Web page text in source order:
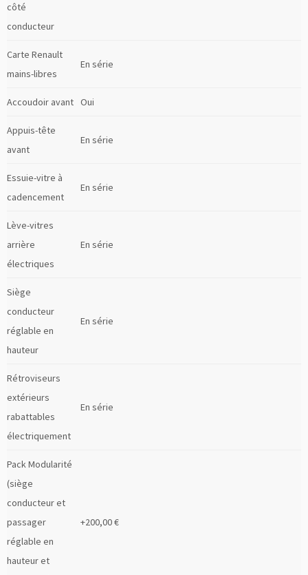
côté
conducteur
Carte Renault
mains-libres
En série
Accoudoir avant Oui
Appuis-tête
avant
En série
Essuie-vitre à
cadencement
En série
Lève-vitres
arrière
électriques
En série
Siège
conducteur
réglable en
hauteur
En série
Rétroviseurs
extérieurs
rabattables
électriquement
En série
Pack Modularité
(siège
conducteur et
passager
réglable en
hauteur et
+200,00 €